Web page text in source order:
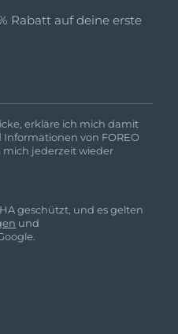
Rabatt auf deine erste
erkläre ich mich damit
von FOREO
mich jederzeit wieder
geschützt, und es gelten
und